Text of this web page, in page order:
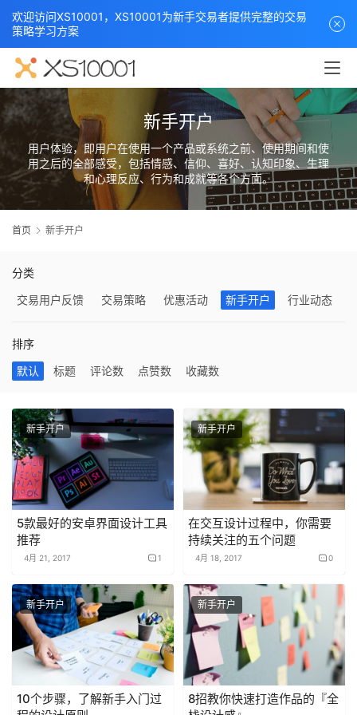
新手开户
用户体验，即用户在使用一个产品或系统之前、使用期间和使
用之后的全部感受，包括情感、信仰、喜好、认知印象、生理
和心理反应、行为和成就等各个方面。
首页 新手开户
分类
交易用户反馈
交易策略 优惠活动 新手开户 行业动态
排序
默认
标题 评论数 点赞数 收藏数
新手开户
5款最好的安卓界面设计工具
推荐
4月 21, 2017 1
新手开户
在交互设计过程中，你需要
持续关注的五个问题
4月 18, 2017 0
新手开户
10个步骤，了解新手入门过
新手开户
8招教你快速打造作品的『全
欢迎访问XS10001，XS10001为新手交易者提供完整的交易
策略学习方案